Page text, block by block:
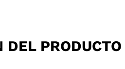
DEL PRODUCTO